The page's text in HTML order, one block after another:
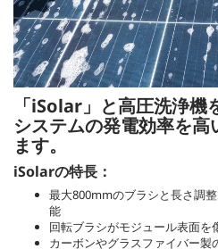
「iSolar 」と高圧洗浄機
システムの発電効率を高
ます。
iSolarの特長：
最大800mmのブラシと長さ調
能
回転ブラシがモジュール表面を
カーボンやグラスファイバー製